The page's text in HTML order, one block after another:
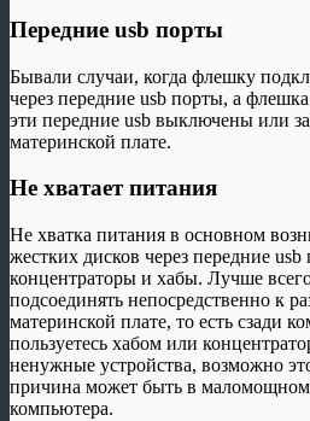
Передние usb порты
Бывали случаи, когда флешку
через передние usb порты, а
эти передние usb выключены или
материнской плате.
Не хватает питания
Не хватка питания в основном
жестких дисков через передние
концентраторы и хабы. Лучше
подсоединять непосредственно к
материнской плате, то есть сзади
пользуетесь хабом или
ненужные устройства, возможно
причина может быть в маломощном
компьютера.